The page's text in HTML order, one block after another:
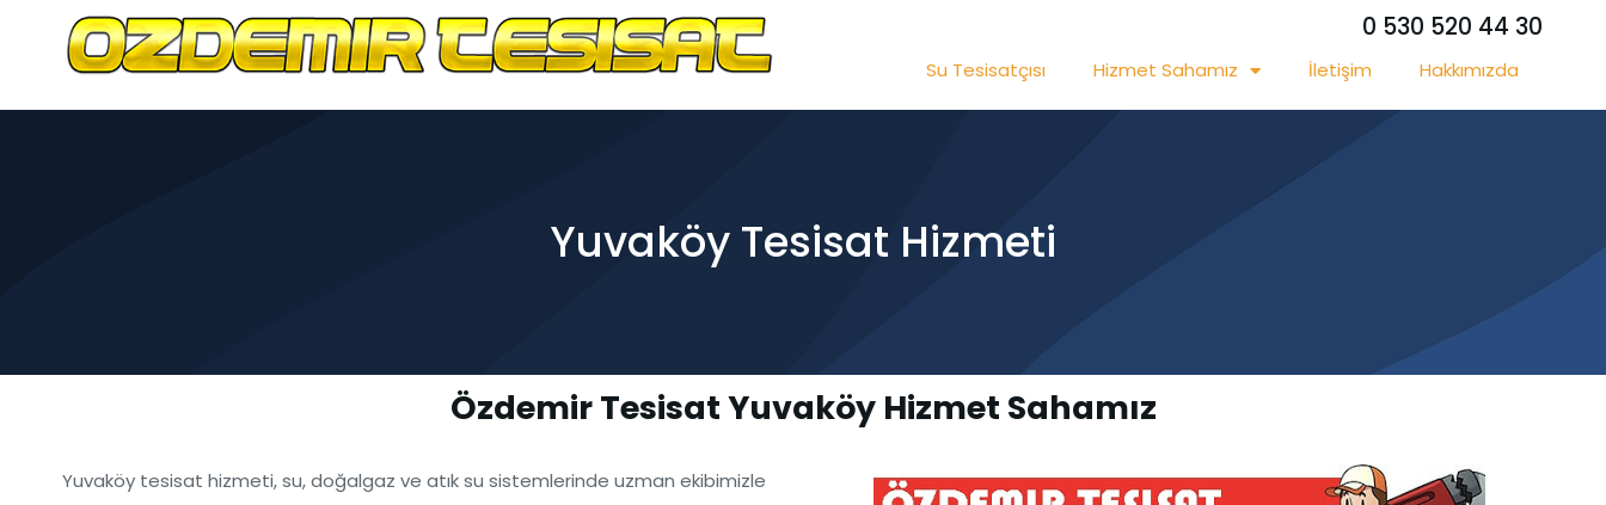
0 530 520 44 30
Su Tesisatçısı Hizmet Sahamız İletişim Hakkımızda
Yuvaköy Tesisat Hizmeti
Özdemir Tesisat Yuvaköy Hizmet Sahamız
Yuvaköy tesisat hizmeti, su, doğalgaz ve atık su sistemlerinde uzman ekibimizle